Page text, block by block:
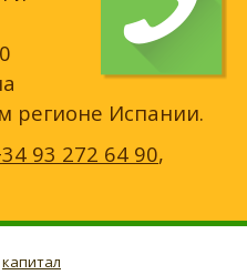
регионе Испании.
93 272 64 90,
капитал